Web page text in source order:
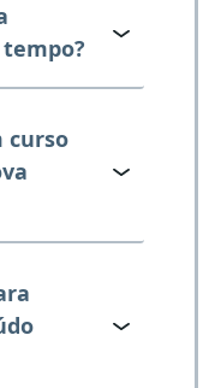
curso